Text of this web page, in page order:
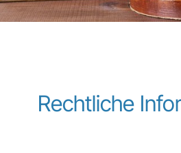
Rechtliche